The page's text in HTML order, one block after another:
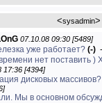
<sysadmin>
07.10.08 09:30 [5489]
уже работает? (-)
нет поставить )
17:36 [4394]
дисковых массивов?
Мы в основном